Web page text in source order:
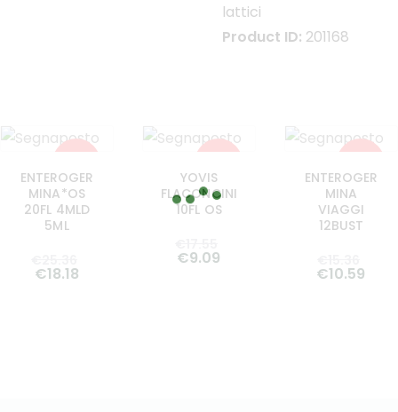
lattici
Product ID: 201168
ENTEROGER
MINA*OS
20FL 4MLD
5ML
€18.18
YOVIS
FLACONCINI
10FL OS
€9.09
ENTEROGER
MINA
VIAGGI
12BUST
€10.59